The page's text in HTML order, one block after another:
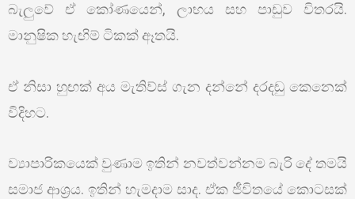
බැලුවේ ඒ කෝණයෙන්, ලාභය සහ පාඩුව විතරයි.
මානුෂික හැඟිම් ටිකක් ඈතයි.
ඒ නිසා හුඟක් අය මැතිව්ස් ගැන දන්නේ දරදඬු කෙනෙක්
විදිහට.
ව්‍යාපාරිකයෙක් වුණාම ඉතින් නවත්වන්නම බැරි දේ තමයි
සමාජ ආශ්‍රය. ඉතින් හැමදාම සාද. ඒක ජීවිතයේ කොටසක්